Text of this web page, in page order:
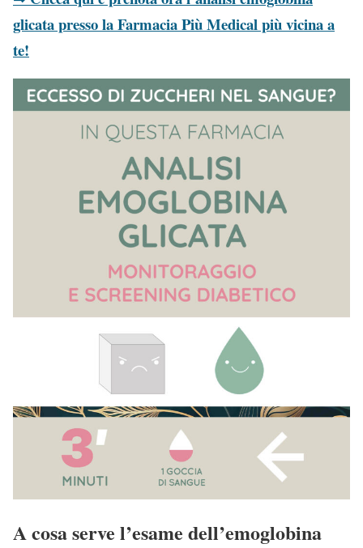
glicata presso la Farmacia Più Medical più vicina a
te!
A cosa serve l’esame dell’emoglobina